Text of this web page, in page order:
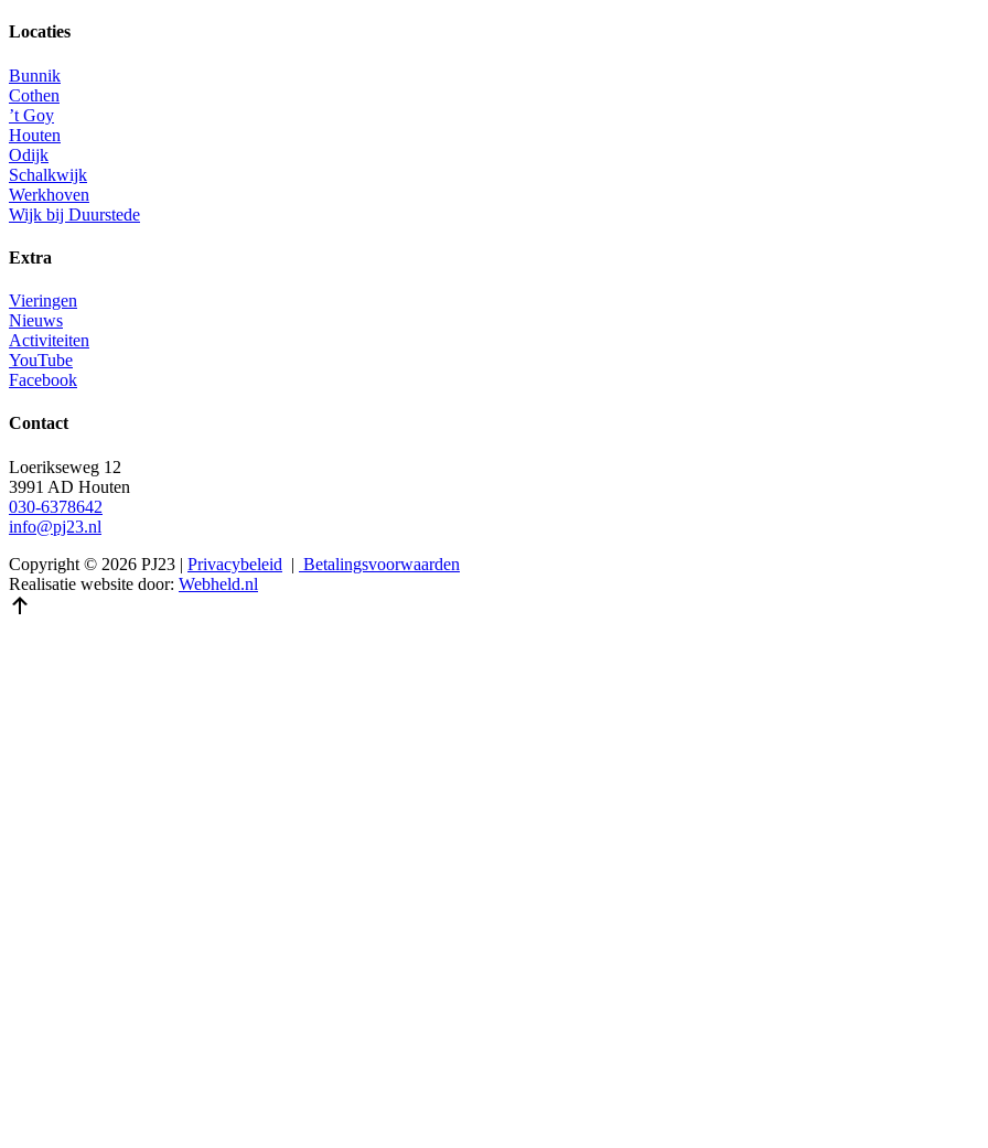
Locaties
Bunnik
Cothen
’t Goy
Houten
Odijk
Schalkwijk
Werkhoven
Wijk bij Duurstede
Extra
Vieringen
Nieuws
Activiteiten
YouTube
Facebook
Contact
Loerikseweg 12
3991 AD Houten
030-6378642
info@pj23.nl
Copyright © 2026 PJ23 | Privacybeleid | Betalingsvoorwaarden
Realisatie website door: Webheld.nl